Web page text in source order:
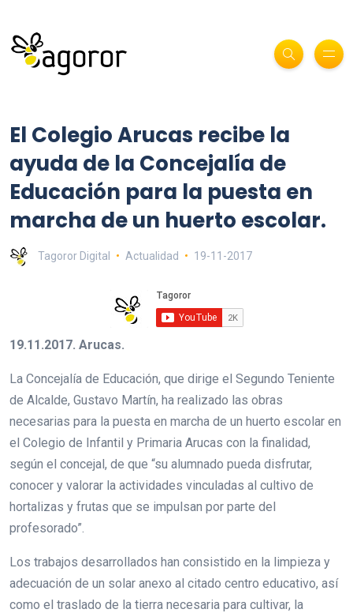
El Colegio Arucas recibe la
ayuda de la Concejalía de
Educación para la puesta en
marcha de un huerto escolar.
Tagoror Digital Actualidad 19-11-2017
19.11.2017. Arucas.
La Concejalía de Educación, que dirige el Segundo Teniente
de Alcalde, Gustavo Martín, ha realizado las obras
necesarias para la puesta en marcha de un huerto escolar en
el Colegio de Infantil y Primaria Arucas con la finalidad,
según el concejal, de que “su alumnado pueda disfrutar,
conocer y valorar la actividades vinculadas al cultivo de
hortalizas y frutas que se impulsan por parte del
profesorado”.
Los trabajos desarrollados han consistido en la limpieza y
adecuación de un solar anexo al citado centro educativo, así
como el traslado de la tierra necesaria para cultivar, la